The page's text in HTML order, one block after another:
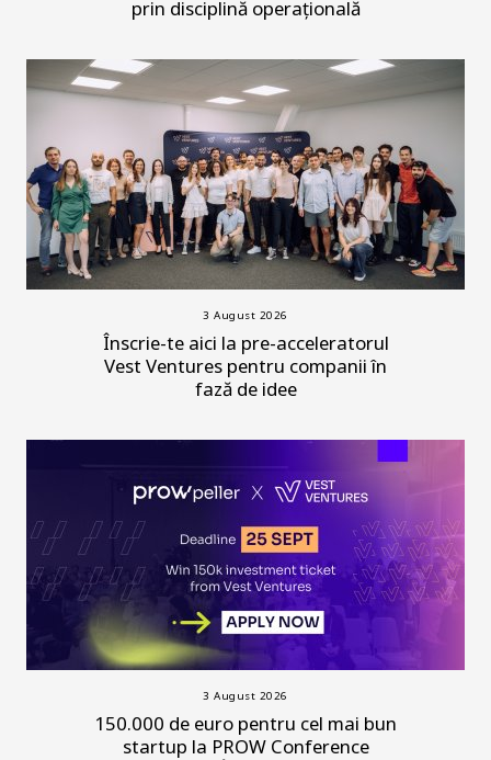
prin disciplină operațională
3 August 2026
Înscrie-te aici la pre-acceleratorul
Vest Ventures pentru companii în
fază de idee
3 August 2026
150.000 de euro pentru cel mai bun
startup la PROW Conference